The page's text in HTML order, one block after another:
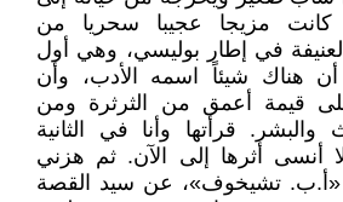
كانت مزيجا عجيبا سحريا من
العنيفة في إطار بوليسي، وهي أول
هناك شيئاً اسمه الأدب، وأن
قيمة أعمق من الثرثرة ومن
قرأتها وأنا في الثانية
أثرها إلى الآن. ثم هزني
«أ.ب. تشيخوف»، عن سيد القصة